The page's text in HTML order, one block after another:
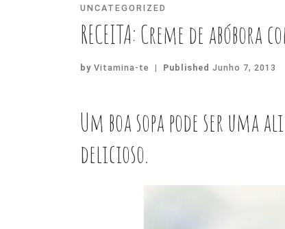
UNCATEGORIZED
RECEITA: Creme de abóbora
by Vitamina-te | Published Junho 7, 2013
Um boa sopa pode ser uma
delicioso.